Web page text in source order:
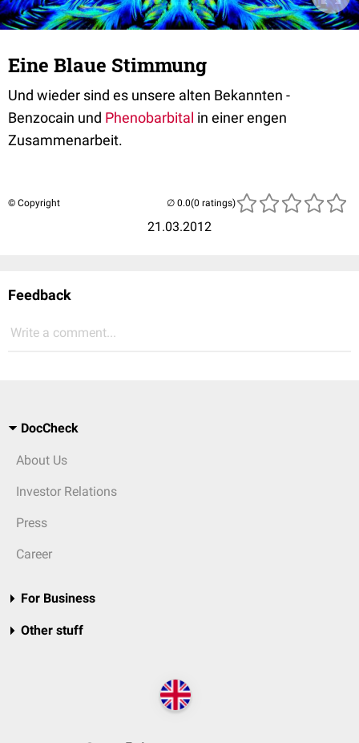
Eine Blaue Stimmung
Und wieder sind es unsere alten Bekannten -
Benzocain und Phenobarbital in einer engen
Zusammenarbeit.
© Copyright
21.03.2012
(0 ratings)
Feedback
Write a comment...
DocCheck
About Us
Investor Relations
Press
Career
For Business
Other stuff